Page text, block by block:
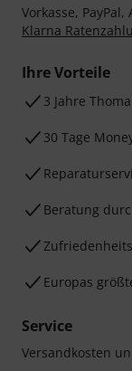
Vorkasse, PayPal,
Klarna
Ihre Vorteile
3 Jahre
30 Tage
Beratung
Europas
Service
Versandkosten